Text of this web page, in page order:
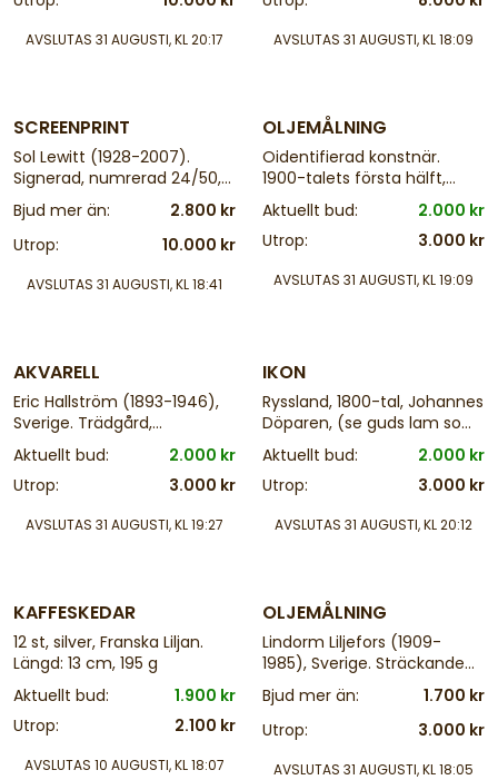
AVSLUTAS 31 AUGUSTI, KL 20:17 AVSLUTAS 31 AUGUSTI, KL 18:09
SCREENPRINT
Sol Lewitt (1928-2007).
Signerad, numrerad 24/50,
"Lines & Colors Straight, Not-
Straight & Broken Lines Using
All Combinations of Black,
for Lines and Intervals Sol
Bjud mer än:
2.800 kr
Utrop:
10.000 kr
AVSLUTAS 31 AUGUSTI, KL 18:41
OLJEMÅLNING
Oidentifierad konstnär.
1900-talets första hälft,
Bymotiv, fransk duk, otydlig
signatur. Olja på duk, 51x63
cm, yttermått inklusive ram:
Aktuellt bud:
2.000 kr
Utrop:
3.000 kr
AVSLUTAS 31 AUGUSTI, KL 19:09
AKVARELL
Eric Hallström (1893-1946),
Sverige. Trädgård,
dubbelsignerad. Akvarell,
bildmått: 47x62 cm,
yttermått inklusive ram:
Aktuellt bud:
2.000 kr
Utrop:
3.000 kr
AVSLUTAS 31 AUGUSTI, KL 19:27
IKON
Ryssland, 1800-tal, Johannes
Döparen, (se guds lam som
bär världens synder),
yttermått inklusive ram:
35x31 cm
Aktuellt bud:
2.000 kr
Utrop:
3.000 kr
AVSLUTAS 31 AUGUSTI, KL 20:12
KAFFESKEDAR
12 st, silver, Franska Liljan.
Längd: 13 cm, 195 g
Aktuellt bud:
1.900 kr
Utrop:
2.100 kr
AVSLUTAS 10 AUGUSTI, KL 18:07
OLJEMÅLNING
Lindorm Liljefors (1909-
1985), Sverige. Sträckande
änder. Signerad. Olja på
pannå, 32x44 cm, yttermått
inklusive ram: 44x56 cm
Bjud mer än:
1.700 kr
Utrop:
3.000 kr
AVSLUTAS 31 AUGUSTI, KL 18:05